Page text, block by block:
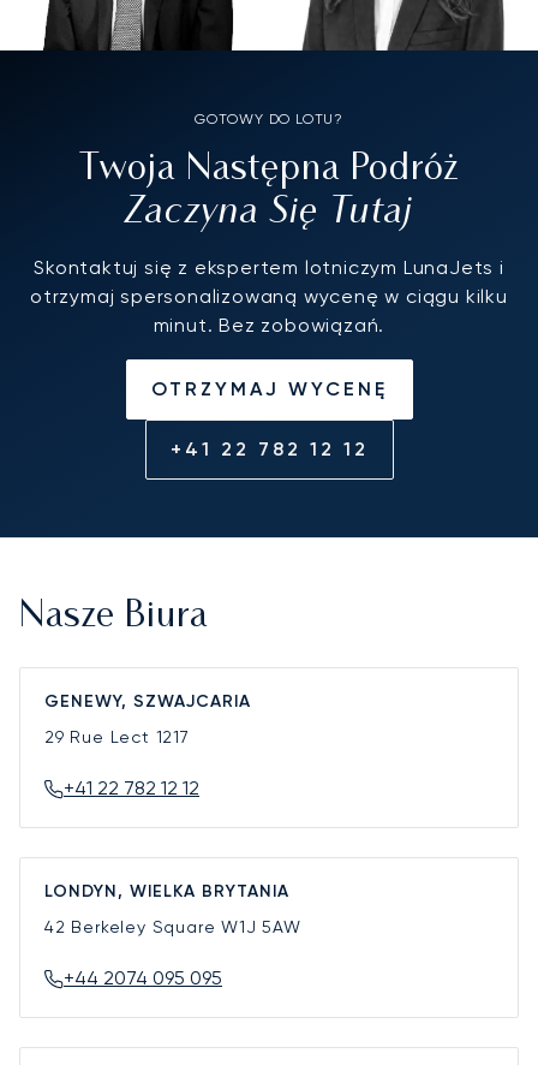
GOTOWY DO LOTU?
Twoja Następna Podróż
Zaczyna Się Tutaj
Skontaktuj się z ekspertem lotniczym LunaJets i
otrzymaj spersonalizowaną wycenę w ciągu kilku
minut. Bez zobowiązań.
OTRZYMAJ WYCENĘ
+41 22 782 12 12
Nasze Biura
GENEWY, SZWAJCARIA
29 Rue Lect 1217
+41 22 782 12 12
LONDYN, WIELKA BRYTANIA
42 Berkeley SquareW1J 5AW
+44 2074 095 095